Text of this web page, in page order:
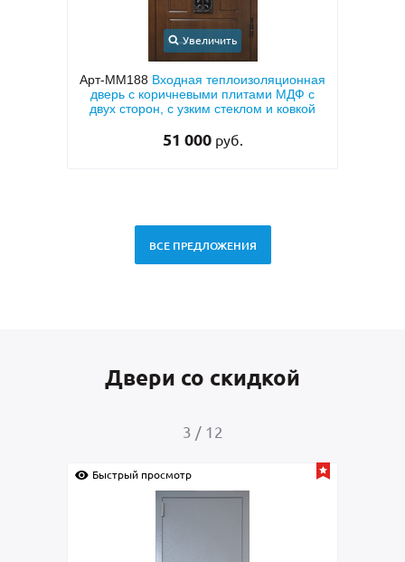
Увеличить
Арт-ММ49 Белая входная дверь с МДФ с
двух сторон и шумоизоляцией
ВСЕ ПРЕДЛОЖЕНИЯ
Двери со скидкой
4 / 12
Быстрый просмотр